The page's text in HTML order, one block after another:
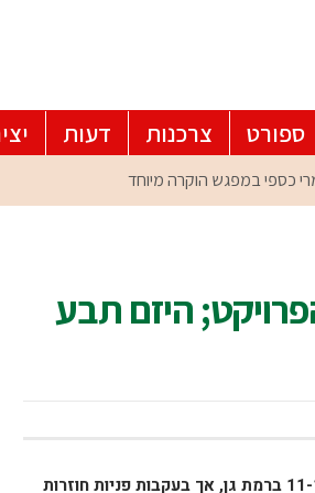
ספורט צרכנות דעות
היזם תבע
חברה יזמית קיבלה היתר הבניה לפרוייקט תמ"א ברחוב עלומים 11-15 ברמת גן, אך בעקבות פניות חוזרות